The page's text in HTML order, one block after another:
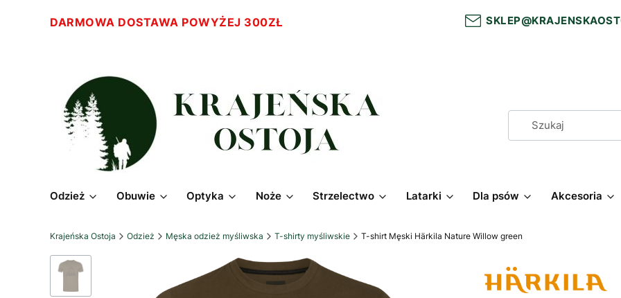
DARMOWA DOSTAWA POWYŻEJ 300ZŁ
Odzież Obuwie Optyka Noże Strzelectwo Latarki Dla psów Akcesoria
Krajeńska Ostoja Odzież Męska odzież myśliwska T-shirty myśliwskie T-shirt Męski Härkila Nature Willow green